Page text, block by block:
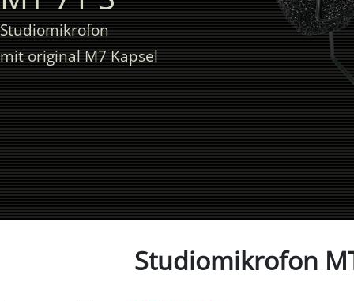
Studiomikrofon
mit original M7 Kapsel
Studiomikrofon